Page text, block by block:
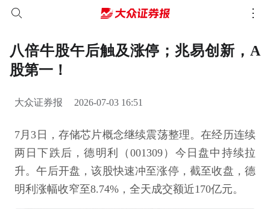
八倍牛股午后触及涨停；兆易创新，A
股第一！
大众证券报 2026-07-03 16:51
7月3日，存储芯片概念继续震荡整理。在经历连续
两日下跌后，德明利（001309）今日盘中持续拉
升。午后开盘，该股快速冲至涨停，截至收盘，德
明利涨幅收窄至8.74%，全天成交额近170亿元。